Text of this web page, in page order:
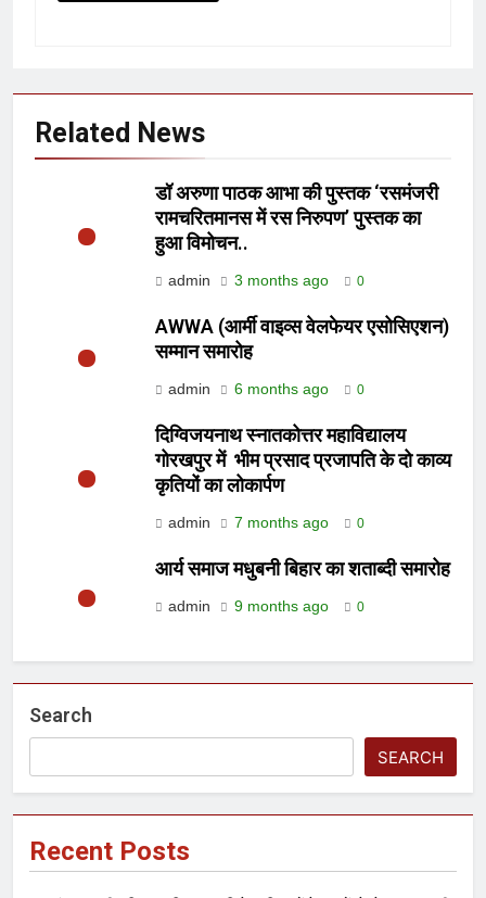
Related News
डॉ अरुणा पाठक आभा की पुस्तक ‘रसमंजरी
रामचरितमानस में रस निरुपण’ पुस्तक का
हुआ विमोचन..
admin 3 months ago 0
AWWA (आर्मी वाइव्स वेलफेयर एसोसिएशन)
सम्मान समारोह
admin 6 months ago 0
दिग्विजयनाथ स्नातकोत्तर महाविद्यालय
गोरखपुर में भीम प्रसाद प्रजापति के दो काव्य
कृतियों का लोकार्पण
admin 7 months ago 0
आर्य समाज मधुबनी बिहार का शताब्दी समारोह
admin 9 months ago 0
Search
SEARCH
Recent Posts